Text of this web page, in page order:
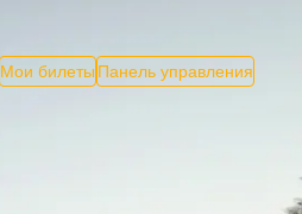
Мои билеты Панель управления